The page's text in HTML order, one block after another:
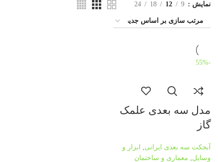
نمایش 9
12
18
24
-55%
مدل سه بعدی علمک
گاز
آبجکت سه بعدی ایرانی,
ابزار و
وسایل, معماری و ساختمان